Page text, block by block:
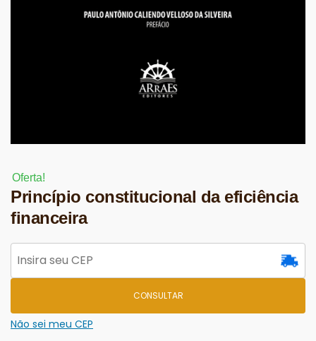
Oferta!
Princípio constitucional da eficiência
financeira
CONSULTAR
Não sei meu CEP